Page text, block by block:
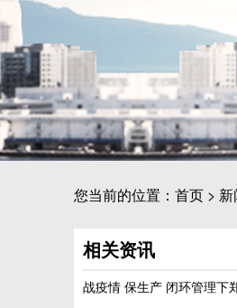
您当前的位置： 首页 >
相关资讯
战疫情 保生产 闭环管理下